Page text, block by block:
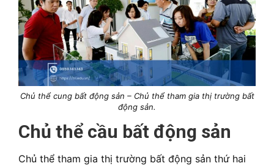
Chủ thể cung bất động sản – Chủ thể tham gia thị trường bất
động sản.
Chủ thể cầu bất động sản
Chủ thể tham gia thị trường bất động sản thứ hai